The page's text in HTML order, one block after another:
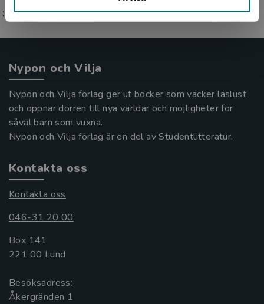
;
Nypon och Vilja
Nypon och Vilja förlag ger ut böcker som väcker läslust
och öppnar dörren till nya världar och möjligheter för
såväl barn som vuxna.
Nypon och Vilja förlag är en del av Studentlitteratur.
Kontakta oss
Kontakta oss
046-31 20 00
Box 141
221 00 Lund
Besöksadress:
Åkergränden 1